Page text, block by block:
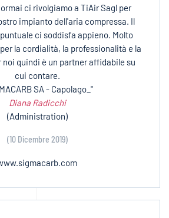
ci rivolgiamo a TiAir Sagl per
impianto dell'aria compressa. Il
ci soddisfa appieno. Molto
la cordialità, la professionalità e la
noi quindi è un partner affidabile su
cui contare.
SA - Capolago_"
Diana Radicchi
(Administration)
(10 Dicembre 2019)